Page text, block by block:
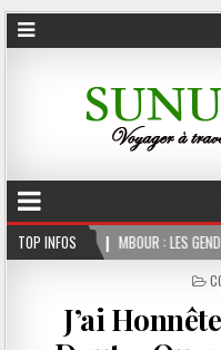
TOP INFOS
: LES GENDARMES ONT SAISI 10
J’ai